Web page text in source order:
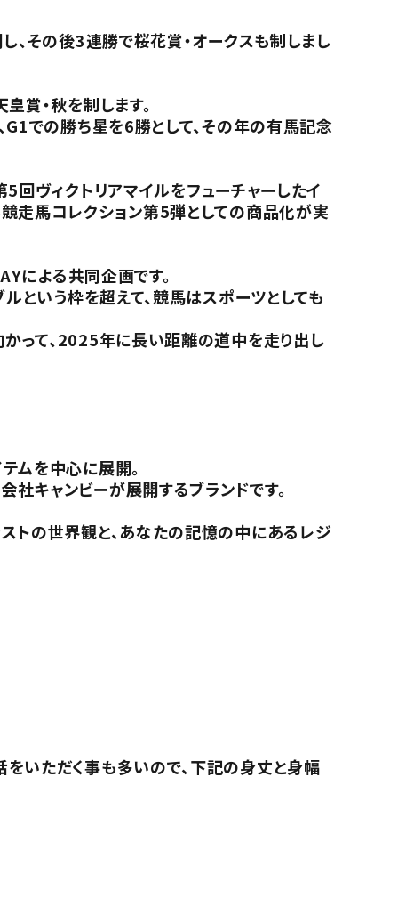
その後3連勝で桜花賞・オークスも制しまし
賞・秋を制します。
での勝ち星を6勝として、その年の有馬記念
回ヴィクトリアマイルをフューチャーしたイ
走馬コレクション第5弾としての商品化が実
による共同企画です。
という枠を超えて、競馬はスポーツとしても
って、2025年に長い距離の道中を走り出し
ムを中心に展開。
キャンビーが展開するブランドです。
トの世界観と、あなたの記憶の中にあるレジ
いただく事も多いので、下記の身丈と身幅